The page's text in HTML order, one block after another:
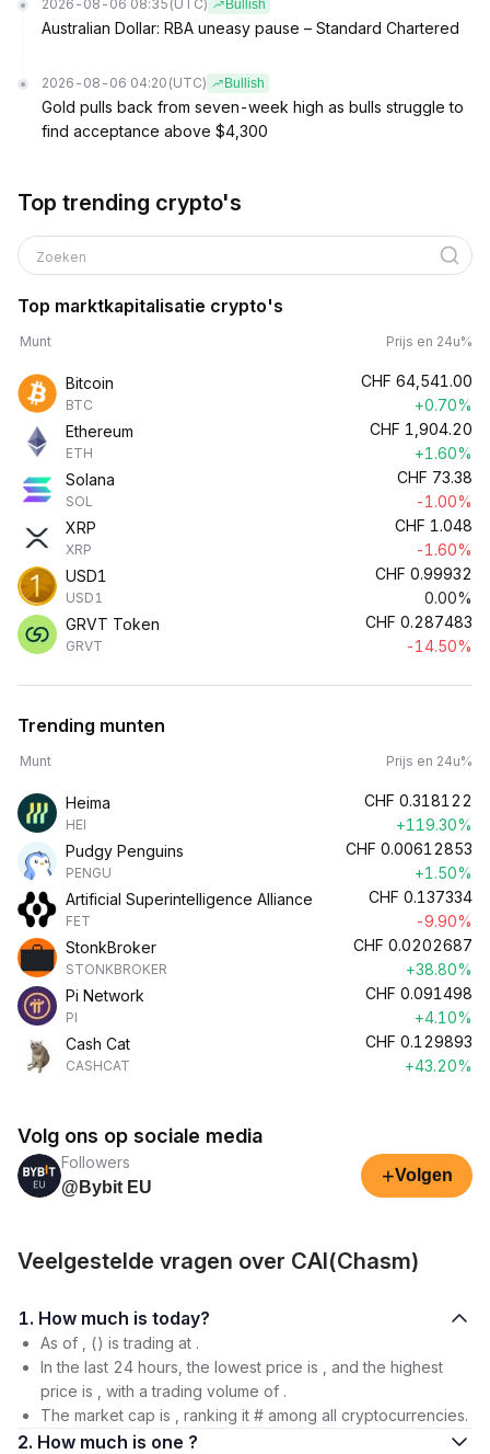
2026-08-06 08:35 (UTC) Bullish
Australian Dollar: RBA uneasy pause – Standard Chartered
2026-08-06 04:20 (UTC) Bullish
Gold pulls back from seven-week high as bulls struggle to
find acceptance above $4,300
Top trending crypto's
Zoeken
Top marktkapitalisatie crypto's
Munt Prijs en 24u%
Bitcoin
BTC
CHF 64,541.00
+0.70%
Ethereum
ETH
CHF 1,904.20
+1.60%
Solana
SOL
CHF 73.38
-1.00%
XRP
XRP
CHF 1.048
-1.60%
USD1
USD1
CHF 0.99932
0.00%
GRVT Token
GRVT
CHF 0.287483
-14.50%
Trending munten
Munt Prijs en 24u%
Heima
HEI
CHF 0.318122
+119.30%
Pudgy Penguins
PENGU
CHF 0.00612853
+1.50%
Artificial Superintelligence Alliance
FET
CHF 0.137334
-9.90%
StonkBroker
STONKBROKER
CHF 0.0202687
+38.80%
Pi Network
PI
CHF 0.091498
+4.10%
Cash Cat
CASHCAT
CHF 0.129893
+43.20%
Volg ons op sociale media
Followers
@Bybit EU
+Volgen
Veelgestelde vragen over CAI(Chasm)
1. How much is today?
As of , () is trading at .
In the last 24 hours, the lowest price is , and the highest
price is , with a trading volume of .
The market cap is , ranking it # among all cryptocurrencies.
2. How much is one ?